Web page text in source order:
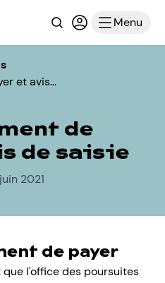
RechercheConnexion
Menu
et avis…
de
de saisie
2021
de payer
l'office des poursuites